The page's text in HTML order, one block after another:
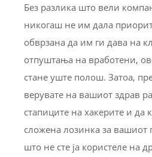
Без разлика што вели
никогаш не им дала
обврзана да им ги дава на
отпуштања на вработени,
стане уште полош. Затоа,
верувате на вашиот здрав
стапиците на хакерите и да
сложена лозинка за вашиот
што не сте ја користеле на